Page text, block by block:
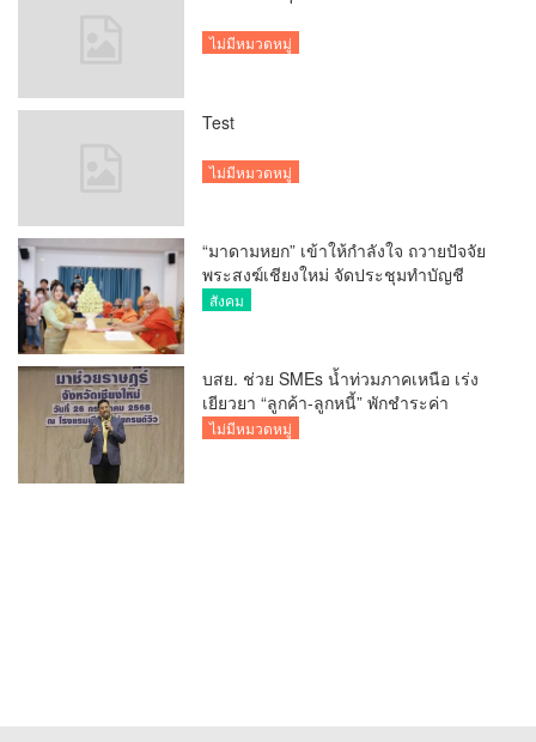
ไม่มีหมวดหมู่
Test
ไม่มีหมวดหมู่
“มาดามหยก” เข้าให้กำลังใจ ถวายปัจจัย
พระสงฆ์เชียงใหม่ จัดประชุมทำบัญชี
รายรับรายจ่ายของวัด กว่า 300 รูป ที่วัด
สังคม
บสย. ช่วย SMEs น้ำท่วมภาคเหนือ เร่ง
เยียวยา “ลูกค้า-ลูกหนี้” พักชำระค่า
ธรรมเนียม-ค่างวด
ไม่มีหมวดหมู่